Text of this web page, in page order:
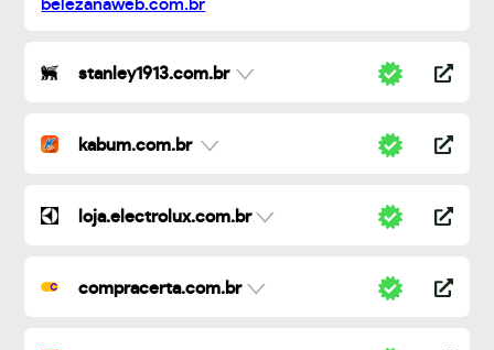
stanley1913.com.br
kabum.com.br
loja.electrolux.com.br
compracerta.com.br